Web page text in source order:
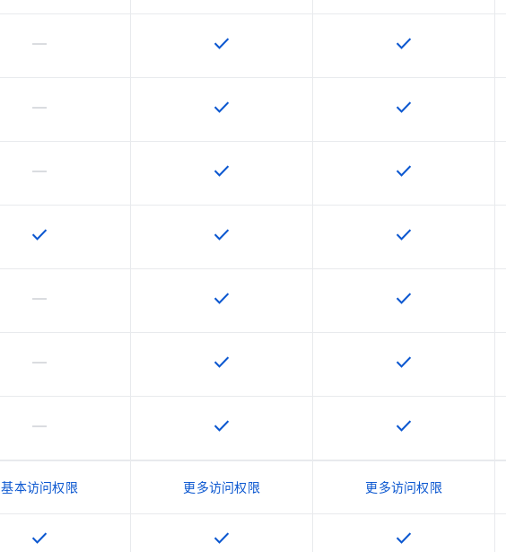
该 SKU 不支持此功能
horizontal_rule 该 SKU 提供此功能
check 该 SKU 提供此功能
check
该 SKU 不支持此功能
horizontal_rule 该 SKU 提供此功能
check 该 SKU 提供此功能
check
该 SKU 不支持此功能
horizontal_rule 该 SKU 提供此功能
check 该 SKU 提供此功能
check
该 SKU 提供此功能
check 该 SKU 提供此功能
check 该 SKU 提供此功能
check
该 SKU 不支持此功能
horizontal_rule 该 SKU 提供此功能
check 该 SKU 提供此功能
check
该 SKU 不支持此功能
horizontal_rule 该 SKU 提供此功能
check 该 SKU 提供此功能
check
该 SKU 不支持此功能
horizontal_rule 该 SKU 提供此功能
check 该 SKU 提供此功能
check
基本访问权限 更多访问权限 更多访问权限
该 SKU 提供此功能
check 该 SKU 提供此功能
check 该 SKU 提供此功能
check